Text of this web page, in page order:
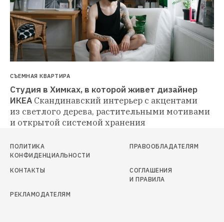
СЪЕМНАЯ КВАРТИРА
Студия в Химках, в которой живет дизайнер
ИКЕА Скандинавский интерьер с акцентами
из светлого дерева, растительными мотивами
и открытой системой хранения
ПОЛИТИКА
КОНФИДЕНЦИАЛЬНОСТИ
ПРАВООБЛАДАТЕЛЯМ
КОНТАКТЫ
СОГЛАШЕНИЯ
И ПРАВИЛА
РЕКЛАМОДАТЕЛЯМ